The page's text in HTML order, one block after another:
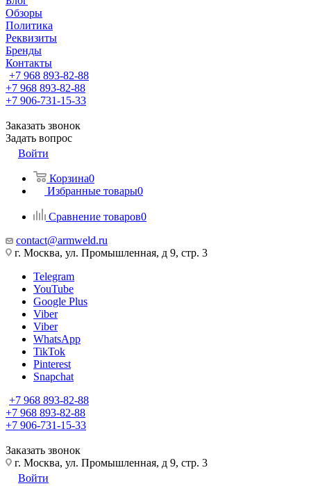
Обзоры
Политика
Реквизиты
Бренды
Контакты
+7 968 893-82-88
+7 968 893-82-88
+7 906-731-15-33
Заказать звонок
Задать вопрос
Войти
Корзина0
Избранные товары0
Сравнение товаров0
contact@armweld.ru
г. Москва, ул. Промышленная, д 9, стр. 3
Telegram
YouTube
Google Plus
Viber
Viber
WhatsApp
TikTok
Pinterest
Snapchat
+7 968 893-82-88
+7 968 893-82-88
+7 906-731-15-33
Заказать звонок
г. Москва, ул. Промышленная, д 9, стр. 3
Войти